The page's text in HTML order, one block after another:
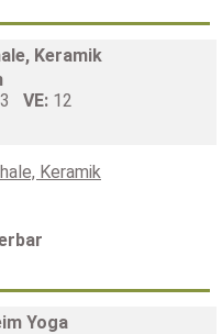
Keramik
VE: 12
Yoga